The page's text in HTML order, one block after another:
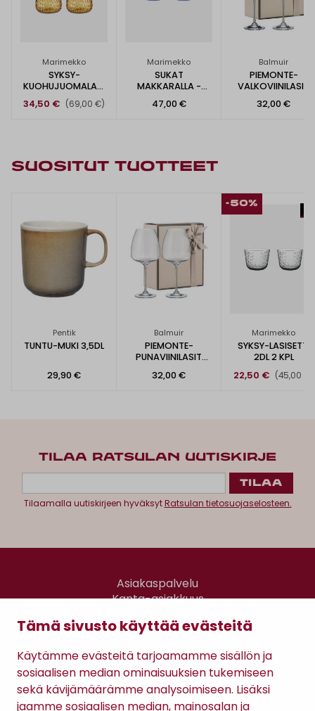
Tämä sivusto käyttää evästeitä
Käytämme evästeitä tarjoamamme sisällön ja
sosiaalisen median ominaisuuksien tukemiseen
sekä kävijämäärämme analysoimiseen. Lisäksi
jaamme sosiaalisen median, mainosalan ja
Marimekko
SYKSY-
KUOHUJUOMALASI
2KPL
34,50 € (69,00 €)
Marimekko
SUKAT
MAKKARALLA -
47,00 €
Balmuir
PIEMONTE-
VALKOVIINILASIT
32,00 €
SUOSITUT TUOTTEET
Pentik
TUNTU-MUKI 3,5DL
29,90 €
Balmuir
PIEMONTE-
PUNAVIINILASIT
32,00 €
-50%
Marimekko
SYKSY-LASISETTI
2DL 2 KPL
22,50 € (45,00 €)
TILAA RATSULAN UUTISKIRJE
Tilaamalla uutiskirjeen hyväksytRatsulan tietosuojaselosteen.
Asiakaspalvelu
Kanta-asiakkuus
Gomee Ratsula Café
Sopimusehdot
Tietosuojaseloste
Maksutavat